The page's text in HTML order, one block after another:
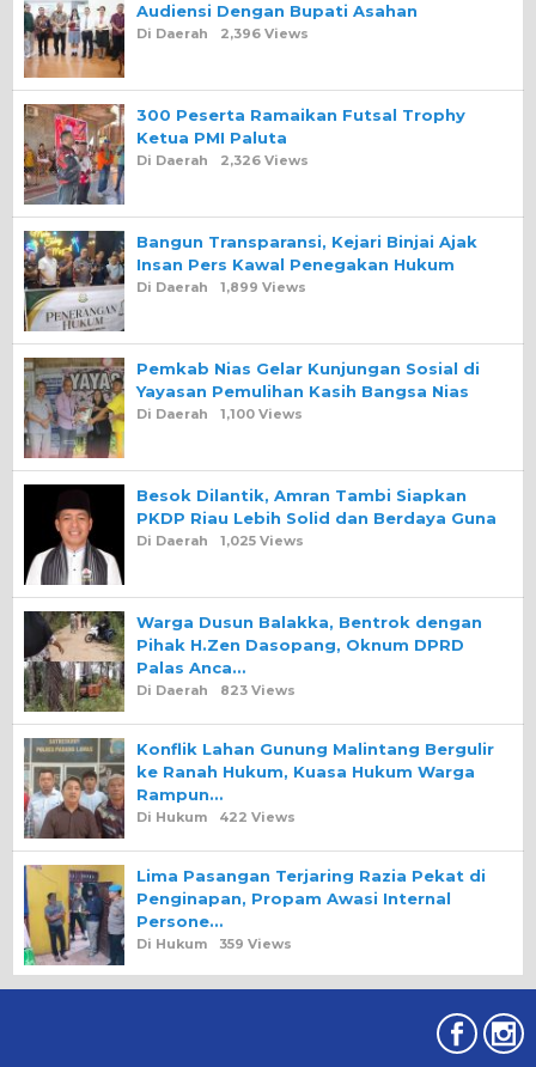
Audiensi Dengan Bupati Asahan
Di Daerah 2,396 Views
300 Peserta Ramaikan Futsal Trophy
Ketua PMI Paluta
Di Daerah 2,326 Views
Bangun Transparansi, Kejari Binjai Ajak
Insan Pers Kawal Penegakan Hukum
Di Daerah 1,899 Views
Pemkab Nias Gelar Kunjungan Sosial di
Yayasan Pemulihan Kasih Bangsa Nias
Di Daerah 1,100 Views
Besok Dilantik, Amran Tambi Siapkan
PKDP Riau Lebih Solid dan Berdaya Guna
Di Daerah 1,025 Views
Warga Dusun Balakka, Bentrok dengan
Pihak H.Zen Dasopang, Oknum DPRD
Palas Anca…
Di Daerah 823 Views
Konflik Lahan Gunung Malintang Bergulir
ke Ranah Hukum, Kuasa Hukum Warga
Rampun…
Di Hukum 422 Views
Lima Pasangan Terjaring Razia Pekat di
Penginapan, Propam Awasi Internal
Persone…
Di Hukum 359 Views